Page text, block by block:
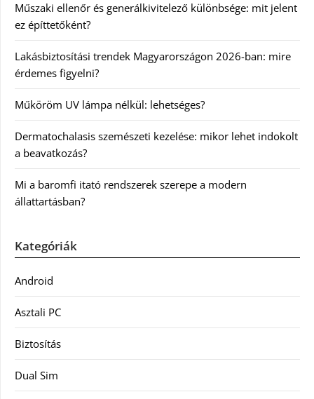
Műszaki ellenőr és generálkivitelező különbsége: mit jelent
ez építtetőként?
Lakásbiztosítási trendek Magyarországon 2026-ban: mire
érdemes figyelni?
Műköröm UV lámpa nélkül: lehetséges?
Dermatochalasis szemészeti kezelése: mikor lehet indokolt
a beavatkozás?
Mi a baromfi itató rendszerek szerepe a modern
állattartásban?
Kategóriák
Android
Asztali PC
Biztosítás
Dual Sim